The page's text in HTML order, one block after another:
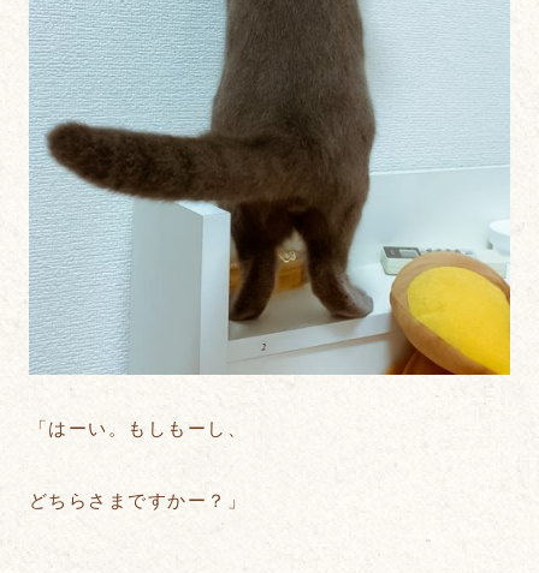
「はーい。もしもーし、
どちらさまですかー？」